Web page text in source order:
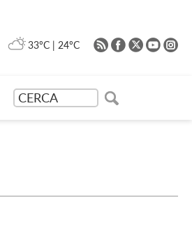
33ºC | 24ºC